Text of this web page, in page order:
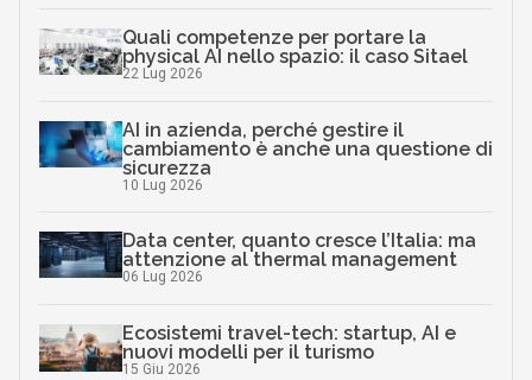
Quali competenze per portare la
physical AI nello spazio: il caso Sitael
22 Lug 2026
AI in azienda, perché gestire il
cambiamento è anche una questione di
sicurezza
10 Lug 2026
Data center, quanto cresce l’Italia: ma
attenzione al thermal management
06 Lug 2026
Ecosistemi travel-tech: startup, AI e
nuovi modelli per il turismo
15 Giu 2026